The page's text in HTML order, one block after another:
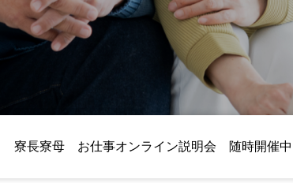
将来寮長寮母になりませんか？ キャリア登録
寮長寮母 お仕事オンライン説明会 随時開催